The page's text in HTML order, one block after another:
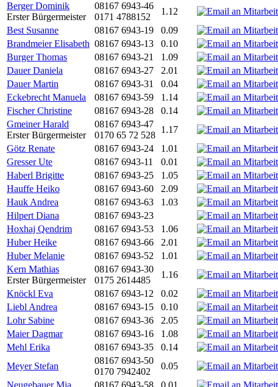
Berger Dominik
Erster Bürgermeister
08167 6943-46
0171 4788152
1.12
Best Susanne
08167 6943-19 0.09
Brandmeier Elisabeth 08167 6943-13 0.10
Burger Thomas
08167 6943-21 1.09
Dauer Daniela
08167 6943-27 2.01
Dauer Martin
08167 6943-31 0.04
Eckebrecht Manuela
08167 6943-59 1.14
Fischer Christine
08167 6943-28 0.14
Gmeiner Harald
Erster Bürgermeister
08167 6943-47
0170 65 72 528
1.17
Götz Renate
08167 6943-24 1.01
Gresser Ute
08167 6943-11 0.01
Haberl Brigitte
08167 6943-25 1.05
Hauffe Heiko
08167 6943-60 2.09
Hauk Andrea
08167 6943-63 1.03
Hilpert Diana
08167 6943-23
Hoxhaj Qendrim
08167 6943-53 1.06
Huber Heike
08167 6943-66 2.01
Huber Melanie
08167 6943-52 1.01
Kern Mathias
Erster Bürgermeister
08167 6943-30
0175 2614485
1.16
Knöckl Eva
08167 6943-12 0.02
Liebl Andrea
08167 6943-15 0.10
Lohr Sabine
08167 6943-36 2.05
Maier Dagmar
08167 6943-16 1.08
Mehl Erika
08167 6943-35 0.14
Meyer Stefan
08167 6943-50
0170 7942402
0.05